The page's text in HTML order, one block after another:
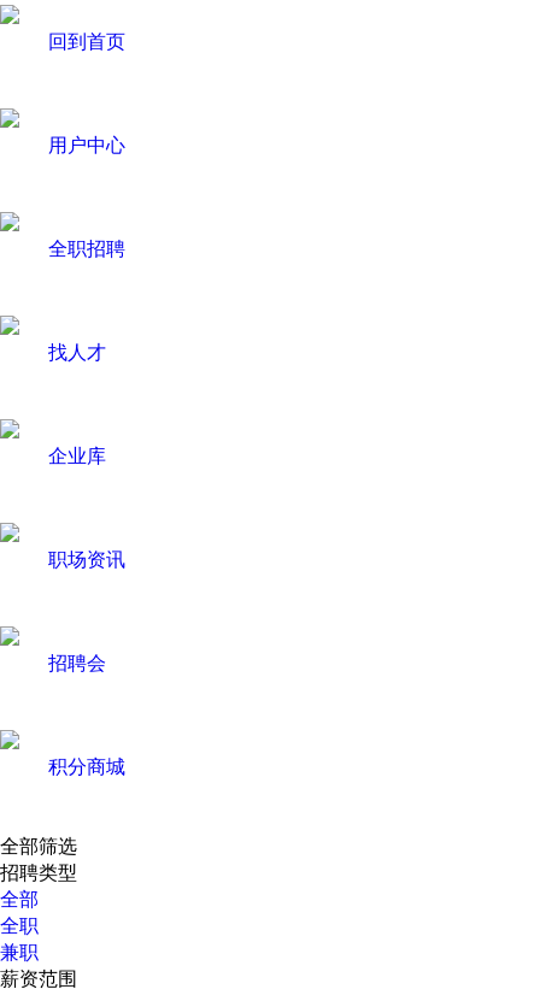
回到首页
用户中心
全职招聘
找人才
企业库
职场资讯
招聘会
积分商城
全部筛选
招聘类型
全部
全职
兼职
薪资范围